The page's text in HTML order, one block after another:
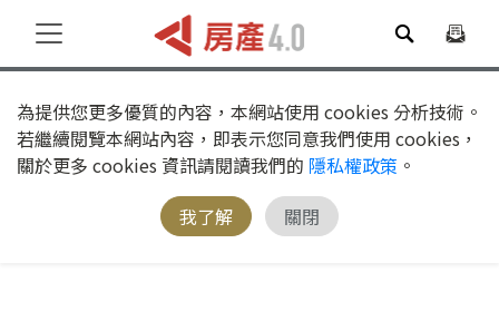
為提供您更多優質的內容，本網站使用 cookies 分析技術。
若繼續閱覽本網站內容，即表示您同意我們使用 cookies，
關於更多 cookies 資訊請閱讀我們的 隱私權政策 。
我了解
關閉